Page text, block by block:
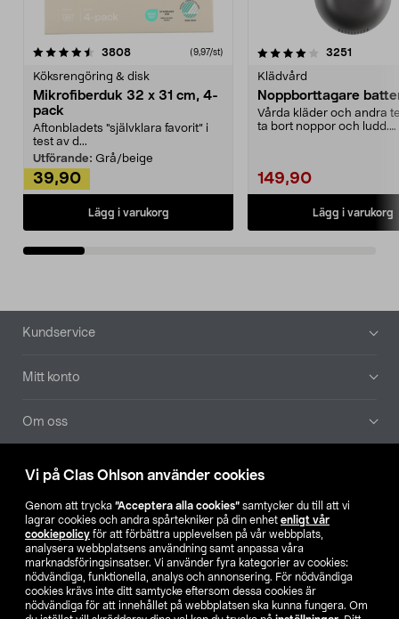
Vi på Clas Ohlson använder cookies
Genom att trycka ”Acceptera alla cookies” samtycker du till att vi
lagrar cookies och andra spårtekniker på din enhet enligt vår
cookiepolicy för att förbättra upplevelsen på vår webbplats,
analysera webbplatsens användning samt anpassa våra
marknadsföringsinsatser. Vi använder fyra kategorier av cookies:
nödvändiga, funktionella, analys och annonsering. För nödvändiga
cookies krävs inte ditt samtycke eftersom dessa cookies är
nödvändiga för att innehållet på webbplatsen ska kunna fungera. Om
3808recensioner (9,97/st)
Köksrengöring & disk
Mikrofiberduk 32 x 31 cm, 4-
pack
Aftonbladets "självklara favorit” i
test av d...
Utförande: Grå/beige
39,90
Lägg i varukorg
4.0av 5 stjärnor 3251
Klädvård
Noppborttagare
Vårda kläder och andra
ta bort noppor och ludd.
149,90
Lägg i varukorg
4.5av 5 stjärnor
Sidfot
Kundservice
Mitt konto
Om oss
Aktuellt
Våra bolag
Hitta butik
SE NO FI